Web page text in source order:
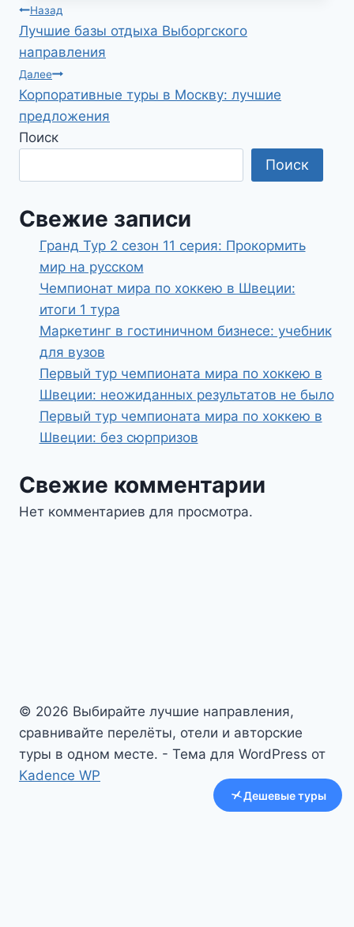
Навигация
по
записям
Назад
Лучшие базы отдыха Выборгского
направления
Далее
Корпоративные туры в Москву: лучшие
предложения
Поиск
Поиск
Свежие записи
Гранд Тур 2 сезон 11 серия: Прокормить
мир на русском
Чемпионат мира по хоккею в Швеции:
итоги 1 тура
Маркетинг в гостиничном бизнесе: учебник
для вузов
Первый тур чемпионата мира по хоккею в
Швеции: неожиданных результатов не было
Первый тур чемпионата мира по хоккею в
Швеции: без сюрпризов
Свежие комментарии
Нет комментариев для просмотра.
© 2026 Выбирайте лучшие направления,
сравнивайте перелёты, отели и авторские
туры в одном месте. - Тема для WordPress от
Kadence WP
Дешевые туры